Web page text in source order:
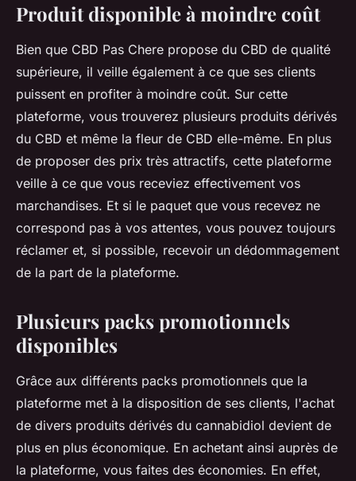
Produit disponible à moindre coût
Bien que CBD Pas Chere propose du CBD de qualité
supérieure, il veille également à ce que ses clients
puissent en profiter à moindre coût. Sur cette
plateforme, vous trouverez plusieurs produits dérivés
du CBD et même la fleur de CBD elle-même. En plus
de proposer des prix très attractifs, cette plateforme
veille à ce que vous receviez effectivement vos
marchandises. Et si le paquet que vous recevez ne
correspond pas à vos attentes, vous pouvez toujours
réclamer et, si possible, recevoir un dédommagement
de la part de la plateforme.
Plusieurs packs promotionnels
disponibles
Grâce aux différents packs promotionnels que la
plateforme met à la disposition de ses clients, l'achat
de divers produits dérivés du cannabidiol devient de
plus en plus économique. En achetant ainsi auprès de
la plateforme, vous faites des économies. En effet,